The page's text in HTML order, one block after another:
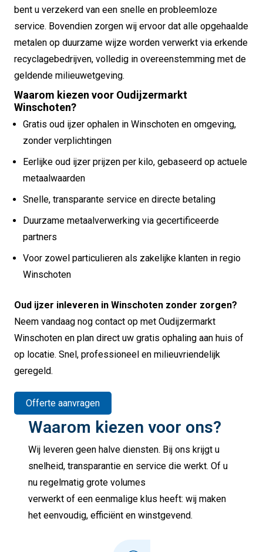
bent u verzekerd van een snelle en probleemloze
service. Bovendien zorgen wij ervoor dat alle opgehaalde
metalen op duurzame wijze worden verwerkt via erkende
recyclagebedrijven, volledig in overeenstemming met de
geldende milieuwetgeving.
Waarom kiezen voor Oudijzermarkt
Winschoten?
Gratis oud ijzer ophalen in Winschoten en omgeving,
zonder verplichtingen
Eerlijke oud ijzer prijzen per kilo, gebaseerd op actuele
metaalwaarden
Snelle, transparante service en directe betaling
Duurzame metaalverwerking via gecertificeerde
partners
Voor zowel particulieren als zakelijke klanten in regio
Winschoten
Oud ijzer inleveren in Winschoten zonder zorgen?
Neem vandaag nog contact op met Oudijzermarkt
Winschoten en plan direct uw gratis ophaling aan huis of
op locatie. Snel, professioneel en milieuvriendelijk
geregeld.
Offerte aanvragen
Waarom kiezen voor ons?
Wij leveren geen halve diensten. Bij ons krijgt u
snelheid, transparantie en service die werkt. Of u
nu regelmatig grote volumes
verwerkt of een eenmalige klus heeft: wij maken
het eenvoudig, efficiënt en winstgevend.